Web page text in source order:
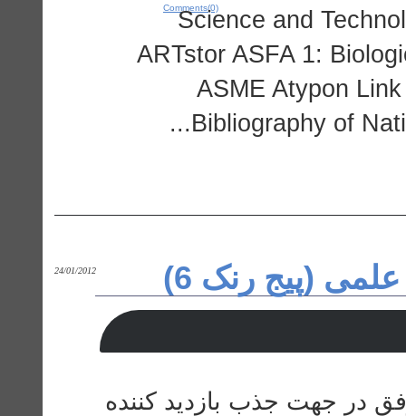
Science and
ARTstor ASFA 1:
ASME Atypon
Bibliography of
Comments(0)
(پیج رنک 6) 24/01/2012
در جهت جذب بازدید کننده